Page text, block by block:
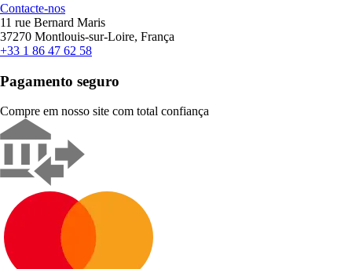
Contacte-nos
11 rue Bernard Maris
37270 Montlouis-sur-Loire, França
+33 1 86 47 62 58
Pagamento seguro
Compre em nosso site com total confiança